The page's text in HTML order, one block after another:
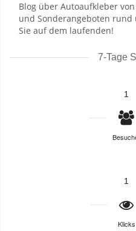
Blog über Autoaufkleber
und Sonderangeboten rund
Sie auf dem laufenden!
7-Tage
1
1
Klicks